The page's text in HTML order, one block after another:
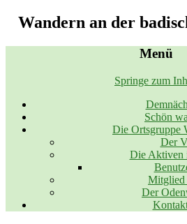
Wandern an der
Menü
Springe zum
Schön
Die Ortsgruppe
Der
Die Aktiven
Mitglied
Der